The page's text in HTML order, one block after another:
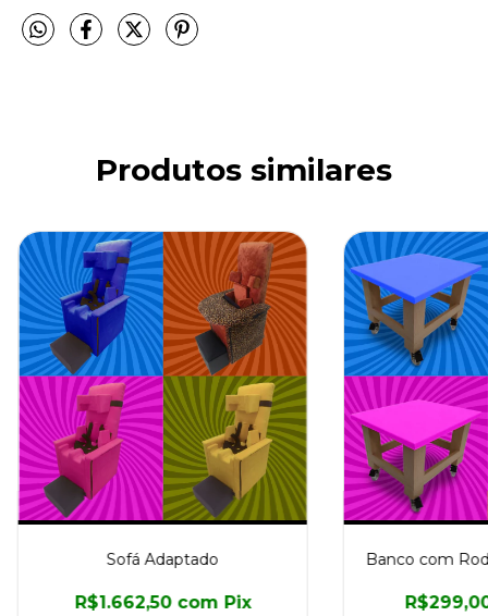
Produtos similares
Sofá Adaptado
R$1.662,50 com Pix
Banco com